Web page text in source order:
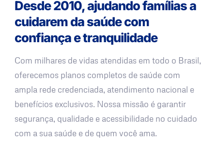
Desde 2010, ajudando famílias a
cuidarem da saúde com
confiança e tranquilidade
Com milhares de vidas atendidas em todo o Brasil,
oferecemos planos completos de saúde com
ampla rede credenciada, atendimento nacional e
benefícios exclusivos. Nossa missão é garantir
segurança, qualidade e acessibilidade no cuidado
com a sua saúde e de quem você ama.